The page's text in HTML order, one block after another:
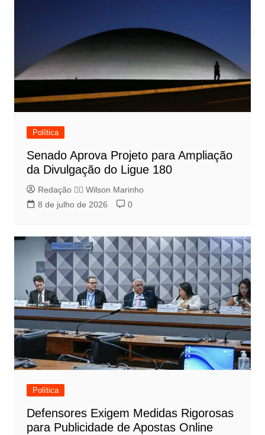
Política
Senado Aprova Projeto para Ampliação
da Divulgação do Ligue 180
Redação 👨‍⚖️​ Wilson Marinho
8 de julho de 2026
0
Política
Defensores Exigem Medidas Rigorosas
para Publicidade de Apostas Online